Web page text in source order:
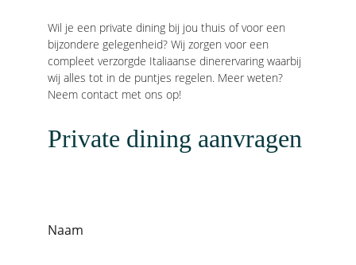
Naam
Wil je een private dining bij jou thuis of voor een
bijzondere gelegenheid? Wij zorgen voor een
compleet verzorgde Italiaanse dinerervaring waarbij
wij alles tot in de puntjes regelen. Meer weten?
Neem contact met ons op!
Private dining aanvragen